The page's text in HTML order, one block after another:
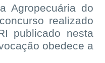
Agropecuária do
realizado
publicado nesta
obedece a